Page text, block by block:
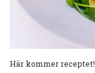
Här kommer receptet!